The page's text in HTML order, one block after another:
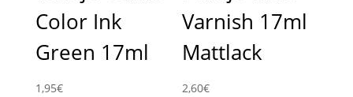
Color Ink
Green 17ml
1,95€
Varnish 17ml
Mattlack
2,60€